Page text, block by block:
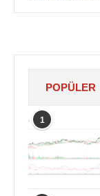
POPÜLER
1